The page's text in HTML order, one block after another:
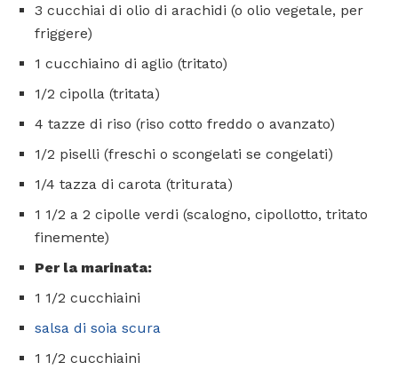
3 cucchiai di olio di arachidi (o olio vegetale, per
friggere)
1 cucchiaino di aglio (tritato)
1/2 cipolla (tritata)
4 tazze di riso (riso cotto freddo o avanzato)
1/2 piselli (freschi o scongelati se congelati)
1/4 tazza di carota (triturata)
1 1/2 a 2 cipolle verdi (scalogno, cipollotto, tritato
finemente)
Per la marinata:
1 1/2 cucchiaini
salsa di soia scura
1 1/2 cucchiaini